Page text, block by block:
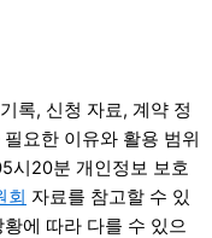
록, 신청 자료, 계약 정
요한 이유와 활용 범위
시20분 개인정보 보호
회 자료를 참고할 수 있
에 따라 다를 수 있으